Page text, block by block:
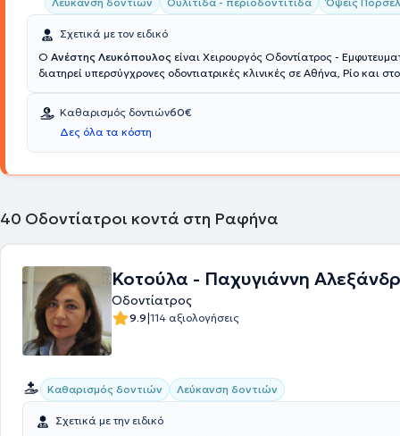
Σχετικά με τον ειδικό
Ο Ανέστης Λευκόπουλος είναι Χειρουργός Οδοντίατρος -
διατηρεί υπερσύγχρονες οδοντιατρικές κλινικές σε Αθήνα, Ρίο και
παρέχουν ολοκληρωμένη οδοντιατρική φροντίδα και εξαιρετικά
οδοντιατρικά αποτελέσματα στην κλινική Cosmetic dental. Οι ιδέες
εμπειρία του μετουσιώνονται στην παροχή οδοντιατρικών υπηρεσιών
αποκαταστήσουν την υγεία και την αισθητική του στόματός σας και
Καθαρισμός δοντιών60€
Δες όλα τα κόστη
40 Οδοντίατροι κοντά στη Ραφήνα
Κοτούλα - Παχυγιάννη
Οδοντίατρος
9.9|114 αξιολογήσεις
Καθαρισμός δοντιών Λεύκανση δοντιών
Σχετικά με την ειδικό